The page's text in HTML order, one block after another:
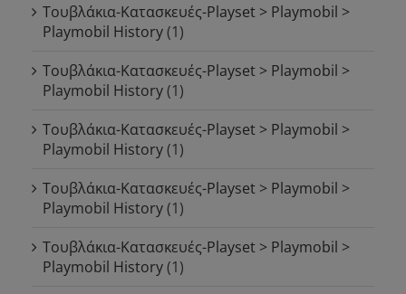
Τουβλάκια-Κατασκευές-Playset > Playmobil >
Playmobil History(1)
Τουβλάκια-Κατασκευές-Playset > Playmobil >
Playmobil History(1)
Τουβλάκια-Κατασκευές-Playset > Playmobil >
Playmobil History(1)
Τουβλάκια-Κατασκευές-Playset > Playmobil >
Playmobil History(1)
Τουβλάκια-Κατασκευές-Playset > Playmobil >
Playmobil History(1)